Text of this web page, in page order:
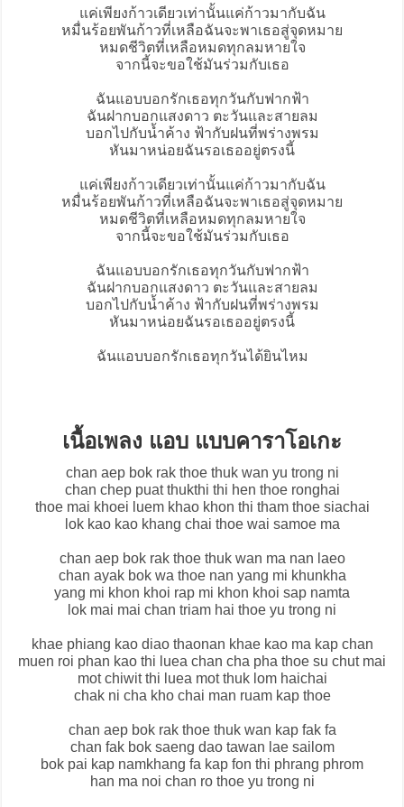
แค่เพียงก้าวเดียวเท่านั้นแค่ก้าวมากับฉัน
หมื่นร้อยพันก้าวที่เหลือฉันจะพาเธอสู่จุดหมาย
หมดชีวิตที่เหลือหมดทุกลมหายใจ
จากนี้จะขอใช้มันร่วมกับเธอ
ฉันแอบบอกรักเธอทุกวันกับฟากฟ้า
ฉันฝากบอกแสงดาว ตะวันและสายลม
บอกไปกับน้ำค้าง ฟ้ากับฝนที่พร่างพรม
หันมาหน่อยฉันรอเธออยู่ตรงนี้
แค่เพียงก้าวเดียวเท่านั้นแค่ก้าวมากับฉัน
หมื่นร้อยพันก้าวที่เหลือฉันจะพาเธอสู่จุดหมาย
หมดชีวิตที่เหลือหมดทุกลมหายใจ
จากนี้จะขอใช้มันร่วมกับเธอ
ฉันแอบบอกรักเธอทุกวันกับฟากฟ้า
ฉันฝากบอกแสงดาว ตะวันและสายลม
บอกไปกับน้ำค้าง ฟ้ากับฝนที่พร่างพรม
หันมาหน่อยฉันรอเธออยู่ตรงนี้
ฉันแอบบอกรักเธอทุกวันได้ยินไหม
เนื้อเพลง แอบ แบบคาราโอเกะ
chan aep bok rak thoe thuk wan yu trong ni
chan chep puat thukthi thi hen thoe ronghai
thoe mai khoei luem khao khon thi tham thoe siachai
lok kao kao khang chai thoe wai samoe ma
chan aep bok rak thoe thuk wan ma nan laeo
chan ayak bok wa thoe nan yang mi khunkha
yang mi khon khoi rap mi khon khoi sap namta
lok mai mai chan triam hai thoe yu trong ni
khae phiang kao diao thaonan khae kao ma kap chan
muen roi phan kao thi luea chan cha pha thoe su chut mai
mot chiwit thi luea mot thuk lom haichai
chak ni cha kho chai man ruam kap thoe
chan aep bok rak thoe thuk wan kap fak fa
chan fak bok saeng dao tawan lae sailom
bok pai kap namkhang fa kap fon thi phrang phrom
han ma noi chan ro thoe yu trong ni